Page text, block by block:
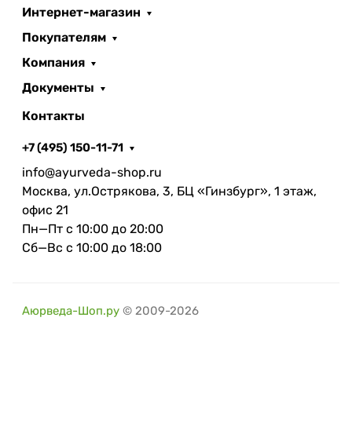
Интернет-магазин
Покупателям
Компания
Документы
Контакты
+7 (495) 150-11-71
info@ayurveda-shop.ru
Москва, ул.Острякова, 3, БЦ «Гинзбург», 1 этаж,
офис 21
Пн—Пт с 10:00 до 20:00
Сб—Вс с 10:00 до 18:00
Аюрведа-Шоп.ру © 2009-2026